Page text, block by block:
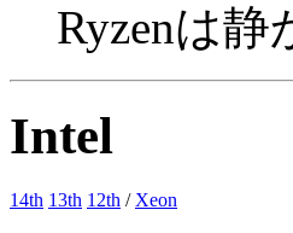
Ryzenは静
Intel
14th 13th 12th / Xeon